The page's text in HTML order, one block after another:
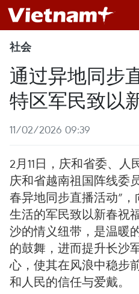
社会
通过异地同步
特区军民致以
11/02/2026 09:39
2月11日，庆和省委、人
庆和省越南祖国阵线委
春异地同步直播活动”
生活的军民致以新春祝
沙的情义纽带，是温暖
的鼓舞，进而提升长沙
心，使其在风浪中稳步
和人民的信任与爱戴。